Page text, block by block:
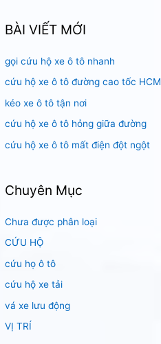
k
ế
m
:
BÀI VIẾT MỚI
gọi cứu hộ xe ô tô nhanh
cứu hộ xe ô tô đường cao tốc HCM
kéo xe ô tô tận nơi
cứu hộ xe ô tô hỏng giữa đường
cứu hộ xe ô tô mất điện đột ngột
Chuyên Mục
Chưa được phân loại
CỨU HỘ
cứu họ ô tô
cứu hộ xe tải
vá xe lưu động
VỊ TRÍ